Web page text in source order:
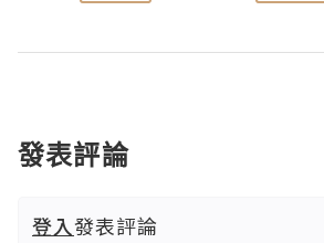
發表評論
登入發表評論